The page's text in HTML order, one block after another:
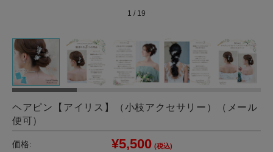
1 / 19
ヘアピン【アイリス】（小枝アクセサリー）（メール
便可）
価格: ¥5,500 (税込)